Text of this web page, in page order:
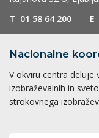
T 01 58 64 200 E
Nacionalne
V okviru centra deluje
izobraževalnih in
strokovnega